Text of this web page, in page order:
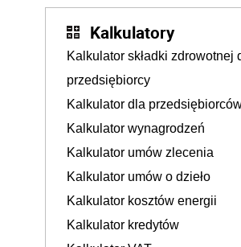
kierowców”
Kalkulatory
Kalkulator składki zdrowotnej
przedsiębiorcy
Kalkulator dla
Kalkulator wynagrodzeń
Kalkulator umów zlecenia
Kalkulator umów o dzieło
Kalkulator kosztów energii
Kalkulator kredytów